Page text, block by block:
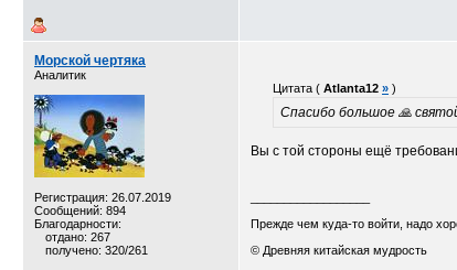
Морской чертяка
Аналитик
Регистрация: 26.07.2019
Сообщений: 894
Благодарности:
отдано: 267
получено: 320/261
Цитата ( Atlanta12 » )
Спасибо большое 🙏
Вы с той стороны ещё
Прежде чем куда-то войти, надо
© Древняя китайская мудрость